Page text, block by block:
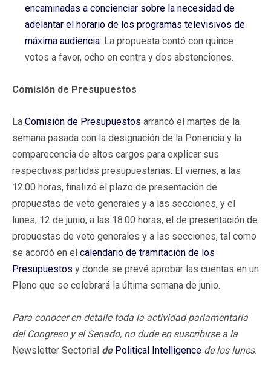
encaminadas a concienciar sobre la necesidad de
adelantar el horario de los programas televisivos de
máxima audiencia. La propuesta contó con quince
votos a favor, ocho en contra y dos abstenciones.
Comisión de Presupuestos
La Comisión de Presupuestos arrancó el martes de la
semana pasada con la designación de la Ponencia y la
comparecencia de altos cargos para explicar sus
respectivas partidas presupuestarias. El viernes, a las
12:00 horas, finalizó el plazo de presentación de
propuestas de veto generales y a las secciones, y el
lunes, 12 de junio, a las 18:00 horas, el de presentación de
propuestas de veto generales y a las secciones, tal como
se acordó en el calendario de tramitación de los
Presupuestos y donde se prevé aprobar las cuentas en un
Pleno que se celebrará la última semana de junio.
Para conocer en detalle toda la actividad parlamentaria
del Congreso y el Senado, no dude en suscribirse a la
Newsletter Sectorial de Political Intelligence de los lunes.